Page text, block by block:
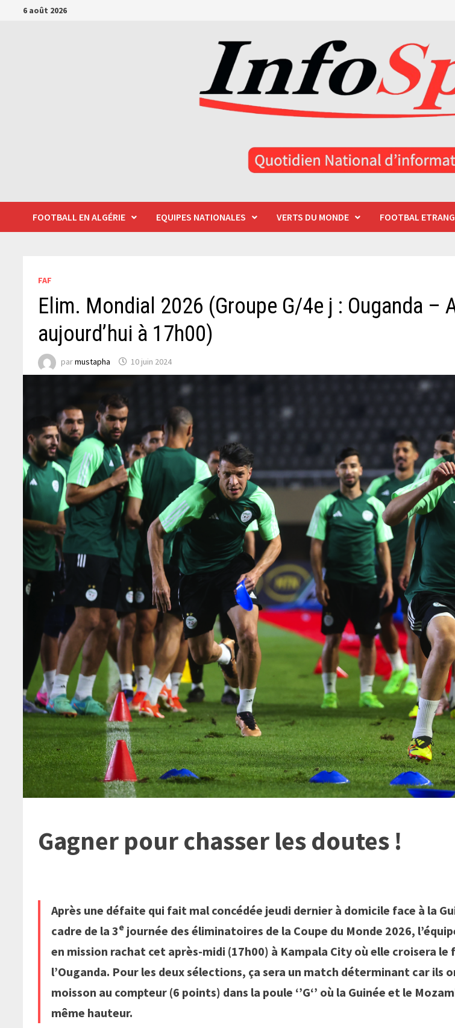
Passer6 août 2026
FOOTBALL EN ALGÉRIE EQUIPES NATIONALES VERTS DU MONDE FOOTBAL
FAF
Elim. Mondial 2026 (Groupe G/4e j : Ouganda –
aujourd’hui à 17h00)
parmustapha 10 juin 2024
Gagner pour chasser les doutes !
Après une défaite qui fait mal concédée jeudi dernier à domicile face à la
cadre de la 3e journée des éliminatoires de la Coupe du Monde 2026,
en mission rachat cet après-midi (17h00) à Kampala City où elle croisera le
l’Ouganda. Pour les deux sélections, ça sera un match déterminant car ils
moisson au compteur (6 points) dans la poule ‘’G‘’ où la Guinée et le
même hauteur.